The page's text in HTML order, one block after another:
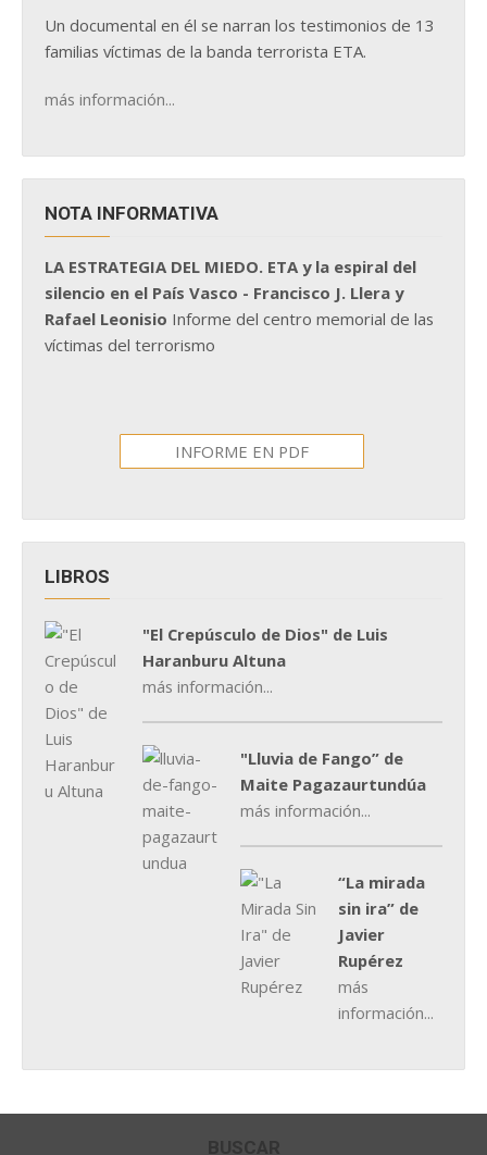
Un documental en él se narran los testimonios de 13
familias víctimas de la banda terrorista ETA.
más información...
NOTA INFORMATIVA
LA ESTRATEGIA DEL MIEDO. ETA y la espiral del
silencio en el País Vasco - Francisco J. Llera y
Rafael Leonisio Informe del centro memorial de las
víctimas del terrorismo
INFORME EN PDF
LIBROS
"El Crepúsculo de Dios" de Luis
Haranburu Altuna
más información...
"Lluvia de Fango” de
Maite Pagazaurtundúa
más información...
“La mirada
sin ira” de
Javier
Rupérez
más
información...
BUSCAR